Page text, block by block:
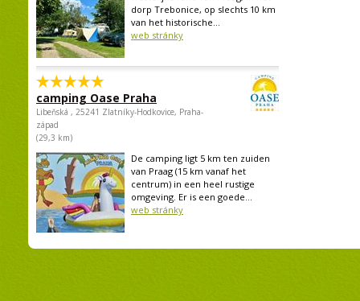
dorp Trebonice, op slechts 10 km
van het historische...
web stránky
camping Oase Praha
Libeňská , 25241 Zlatníky-Hodkovice, Praha-
západ
(29,3 km)
De camping ligt 5 km ten zuiden
van Praag (15 km vanaf het
centrum) in een heel rustige
omgeving. Er is een goede...
web stránky